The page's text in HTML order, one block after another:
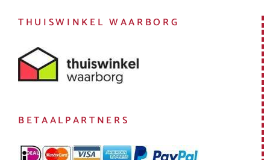
THUISWINKEL WAARBORG
BETAALPARTNERS